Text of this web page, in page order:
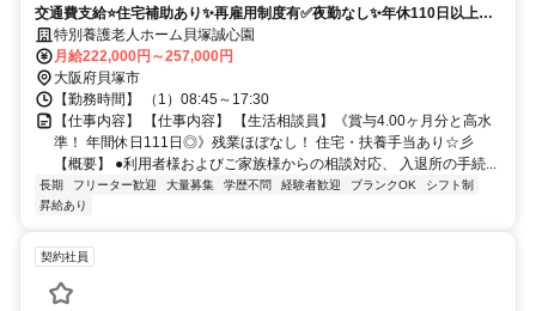
交通費支給⭐️住宅補助あり✨再雇用制度有✅️夜勤なし✨年休110日以上⭕️
担当者オススメ✨研修支援有❗️経験者優遇⭐️車通勤ＯＫ
特別養護老人ホーム貝塚誠心園
月給222,000円～257,000円
大阪府貝塚市
【勤務時間】 （1）08:45～17:30
【仕事内容】 【仕事内容】 【生活相談員】《賞与4.00ヶ月分と高水
準！ 年間休日111日◎》残業ほぼなし！ 住宅・扶養手当あり☆彡
【概要】 ●利用者様およびご家族様からの相談対応、 入退所の手続...
長期 フリーター歓迎 大量募集 学歴不問 経験者歓迎 ブランクOK
シフト制
昇給あり
契約社員